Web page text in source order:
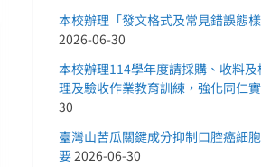
本校辦理「發文格式及常見錯誤態
2026-06-30
本校辦理114學年度請採購、收料
理及驗收作業教育訓練，強化同仁
30
臺灣山苦瓜關鍵成分抑制口腔癌細
要2026-06-30